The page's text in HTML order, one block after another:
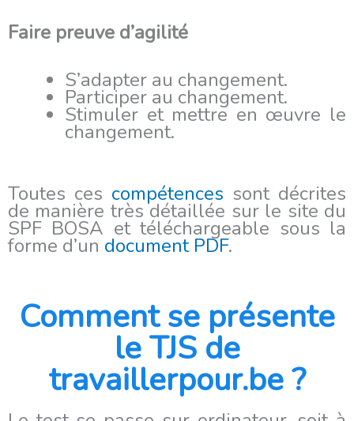
Faire preuve d’agilité
S’adapter au changement.
Participer au changement.
Stimuler et mettre en œuvre le
changement.
Toutes ces compétences sont décrites
de manière très détaillée sur le site du
SPF BOSA et téléchargeable sous la
forme d’un document PDF.
Comment se présente
le TJS de
travaillerpour.be ?